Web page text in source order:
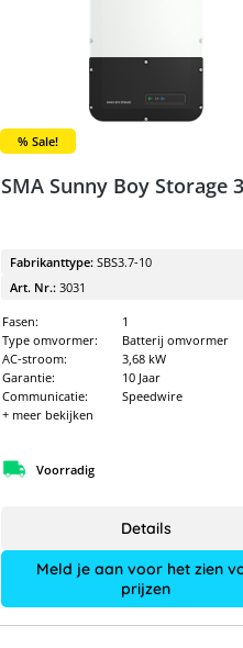
% Sale!
SMA Sunny Boy Storage
Fabrikanttype:SBS3.7-10
Art. Nr.:3031
Fasen:
1
Type omvormer:
Batterij omvormer
AC-stroom:
3,68 kW
Garantie:
10 Jaar
Communicatie:
Speedwire
+ meer bekijken
Voorradig
Meld je aan voor het zien
prijzen
Details